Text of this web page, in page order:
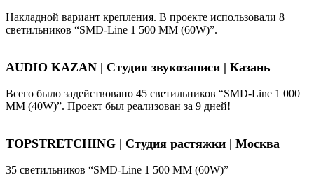
Накладной вариант крепления. В проекте использовали 8
светильников “SMD-Line 1 500 ММ (60W)”.
AUDIO KAZAN | Студия звукозаписи | Казань
Всего было задействовано 45 светильников “SMD-Line 1 000
ММ (40W)”. Проект был реализован за 9 дней!
TOPSTRETCHING | Студия растяжки | Москва
35 светильников “SMD-Line 1 500 ММ (60W)”